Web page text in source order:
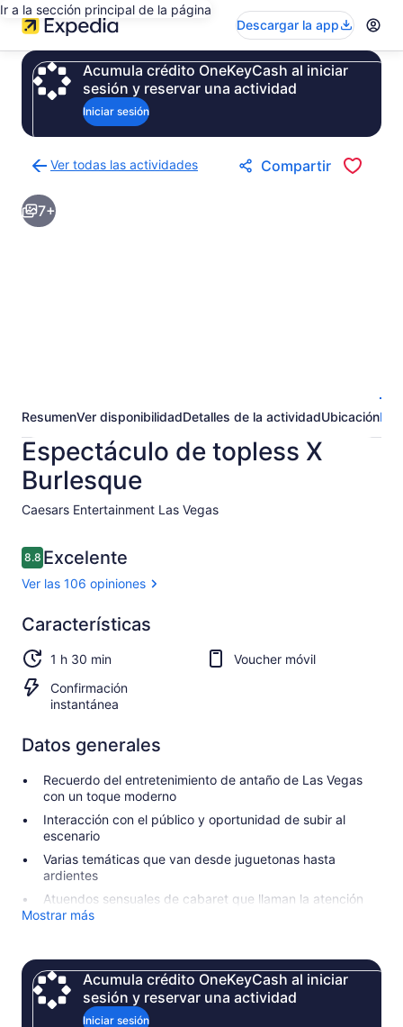
Ir a la sección principal de la página
Descargar la app
Acumula crédito OneKeyCash al iniciar
sesión y reservar una actividad
Iniciar sesión
Ver todas las actividades
a
la
página
Compartir
7+
ResumenVer disponibilidadDetalles de la actividadUbicación
Espectáculo de topless X
Burlesque
Caesars Entertainment Las Vegas​
Opiniones
8.88.8 de 10,
Excelente
Ver las 106 opiniones
8.88.8 de 10
Excelente
Ver 106
opiniones
Características
1 h 30 min
Voucher móvil
Confirmación
instantánea
Datos generales
Recuerdo del entretenimiento de antaño de Las Vegas
con un toque moderno
Interacción con el público y oportunidad de subir al
escenario
Varias temáticas que van desde juguetonas hasta
ardientes
Atuendos sensuales de cabaret que llaman la atención
Mostrar más
Acumula crédito OneKeyCash al iniciar
sesión y reservar una actividad
Iniciar sesión